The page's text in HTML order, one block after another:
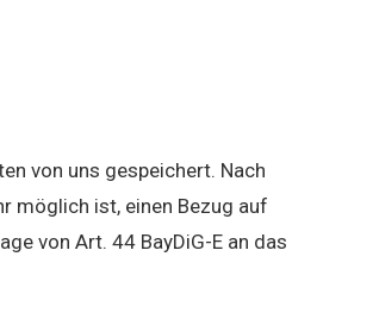
von uns gespeichert. Nach
möglich ist, einen Bezug auf
von Art. 44 BayDiG-E an das